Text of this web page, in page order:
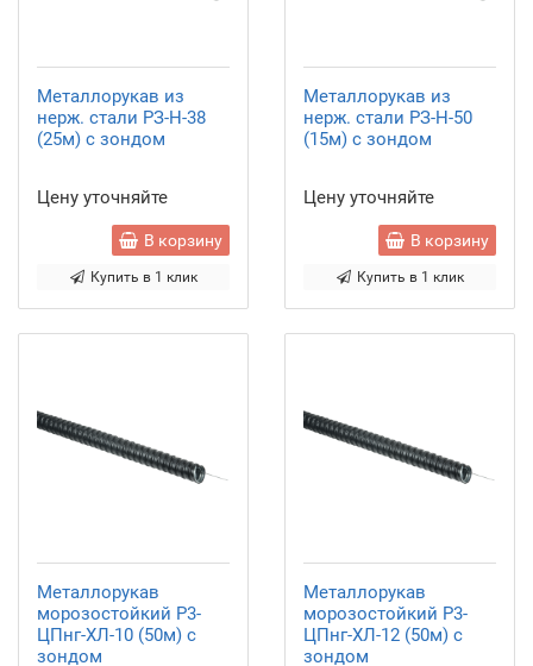
Металлорукав из
нерж. стали РЗ-Н-38
(25м) с зондом
Цену уточняйте
В корзину
Купить в 1 клик
Металлорукав из
нерж. стали РЗ-Н-50
(15м) с зондом
Цену уточняйте
В корзину
Купить в 1 клик
Металлорукав
морозостойкий Р3-
ЦПнг-ХЛ-10 (50м) с
зондом
Металлорукав
морозостойкий Р3-
ЦПнг-ХЛ-12 (50м) с
зондом